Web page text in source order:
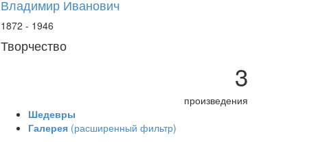
Владимир Иванович
1872 - 1946
Творчество
3
произведения
Шедевры
Галерея (расширенный фильтр)